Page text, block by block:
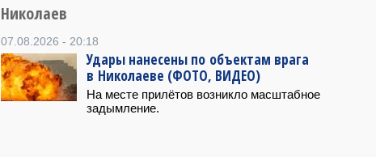
Николаев
07.08.2026 - 20:18
Удары нанесены по объектам врага
в Николаеве (ФОТО, ВИДЕО)
На месте прилётов возникло масштабное
задымление.